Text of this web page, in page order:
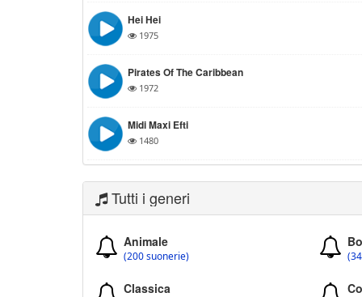
Hei Hei
1975
Pirates Of The Caribbean
1972
Midi Maxi Efti
1480
Tutti i generi
Animale
(200 suonerie)
Classica